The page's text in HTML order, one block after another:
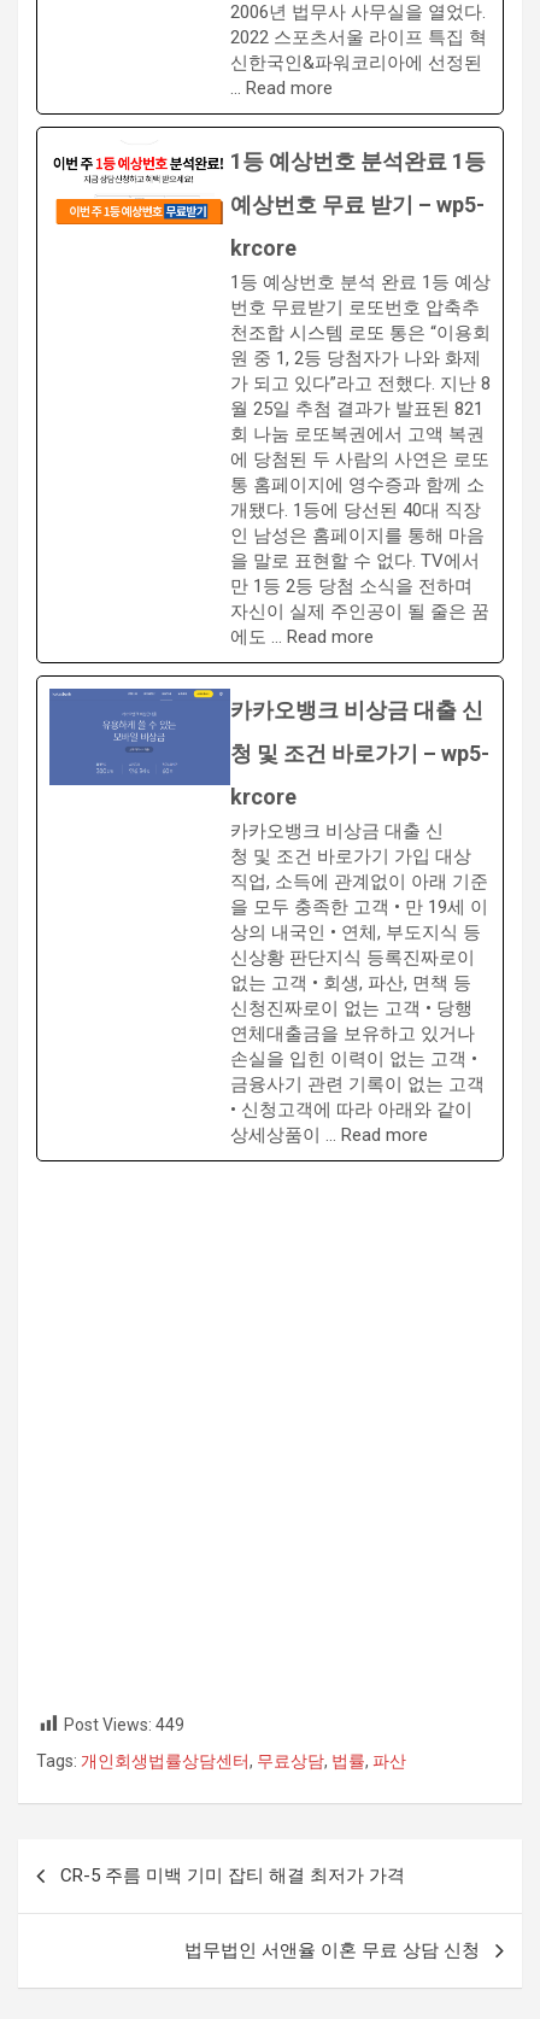
2006년 법무사 사무실을 열었다.
2022 스포츠서울 라이프 특집 혁
신한국인&파워코리아에 선정된
… Read more
1등 예상번호 분석완료 1등
예상번호 무료 받기 – wp5-
krcore
1등 예상번호 분석 완료 1등 예상
번호 무료받기 로또번호 압축추
천조합 시스템 로또 통은 “이용회
원 중 1, 2등 당첨자가 나와 화제
가 되고 있다”라고 전했다. 지난 8
월 25일 추첨 결과가 발표된 821
회 나눔 로또복권에서 고액 복권
에 당첨된 두 사람의 사연은 로또
통 홈페이지에 영수증과 함께 소
개됐다. 1등에 당선된 40대 직장
인 남성은 홈페이지를 통해 마음
을 말로 표현할 수 없다. TV에서
만 1등 2등 당첨 소식을 전하며
자신이 실제 주인공이 될 줄은 꿈
에도 … Read more
카카오뱅크 비상금 대출 신
청 및 조건 바로가기 – wp5-
krcore
카카오뱅크 비상금 대출 신
청 및 조건 바로가기 가입 대상
직업, 소득에 관계없이 아래 기준
을 모두 충족한 고객 • 만 19세 이
상의 내국인 • 연체, 부도지식 등
신상황 판단지식 등록진짜로이
없는 고객 • 회생, 파산, 면책 등
신청진짜로이 없는 고객 • 당행
연체대출금을 보유하고 있거나
손실을 입힌 이력이 없는 고객 •
금융사기 관련 기록이 없는 고객
• 신청고객에 따라 아래와 같이
상세상품이 … Read more
Post Views: 449
Tags: 개인회생법률상담센터, 무료상담, 법률, 파산
CR-5 주름 미백 기미 잡티 해결 최저가 가격
법무법인 서앤율 이혼 무료 상담 신청